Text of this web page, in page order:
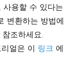
사용할 수 있다는
변환하는 방법에
참조하세요.
얼은 이 링크 에